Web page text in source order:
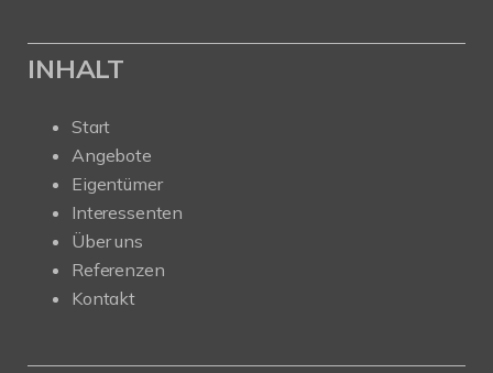
INHALT
Start
Angebote
Eigentümer
Interessenten
Über uns
Referenzen
Kontakt